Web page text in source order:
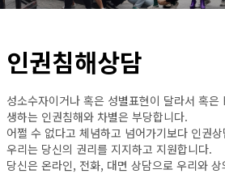
인권침해상담
성소수자이거나 혹은 성별표현이 달라서 혹
생하는 인권침해와 차별은 부당합니다.
어쩔 수 없다고 체념하고 넘어가기보다 인권
우리는 당신의 권리를 지지하고 지원합니다.
당신은 온라인, 전화, 대면 상담으로 우리와